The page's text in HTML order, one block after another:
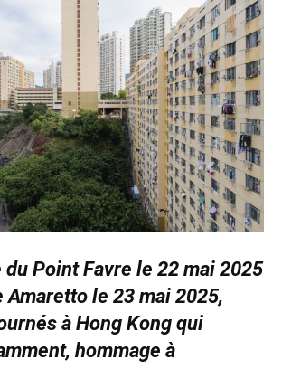
du Point Favre le 22 mai 2025
Amaretto le 23 mai 2025,
à Hong Kong qui
hommage à